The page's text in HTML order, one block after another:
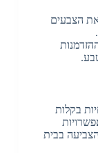
את הצבעים
בקלות
בבית